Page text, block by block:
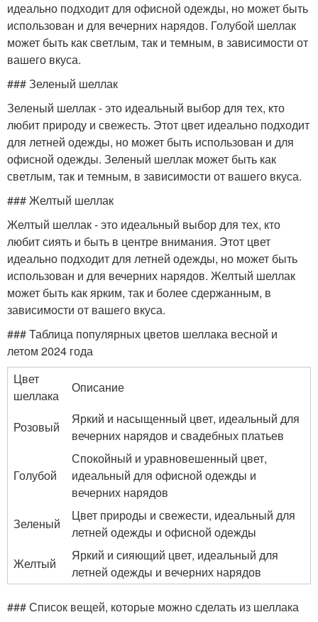
идеально подходит для офисной одежды, но может быть
использован и для вечерних нарядов. Голубой шеллак
может быть как светлым, так и темным, в зависимости от
вашего вкуса.
### Зеленый шеллак
Зеленый шеллак - это идеальный выбор для тех, кто
любит природу и свежесть. Этот цвет идеально подходит
для летней одежды, но может быть использован и для
офисной одежды. Зеленый шеллак может быть как
светлым, так и темным, в зависимости от вашего вкуса.
### Желтый шеллак
Желтый шеллак - это идеальный выбор для тех, кто
любит сиять и быть в центре внимания. Этот цвет
идеально подходит для летней одежды, но может быть
использован и для вечерних нарядов. Желтый шеллак
может быть как ярким, так и более сдержанным, в
зависимости от вашего вкуса.
### Таблица популярных цветов шеллака весной и
летом 2024 года
Цвет
шеллака
Описание
Розовый
Яркий и насыщенный цвет, идеальный для
вечерних нарядов и свадебных платьев
Голубой
Спокойный и уравновешенный цвет,
идеальный для офисной одежды и
вечерних нарядов
Зеленый
Цвет природы и свежести, идеальный для
летней одежды и офисной одежды
Желтый
Яркий и сияющий цвет, идеальный для
летней одежды и вечерних нарядов
### Список вещей, которые можно сделать из шеллака